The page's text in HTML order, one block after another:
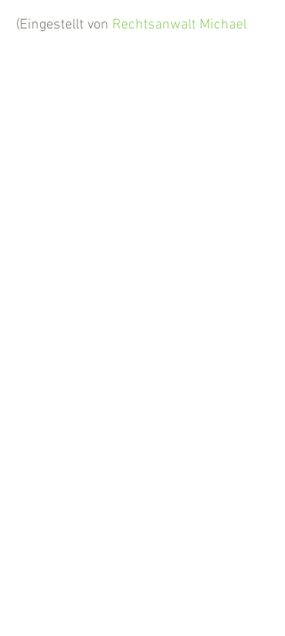
(Eingestellt von Rechtsanwalt Michael